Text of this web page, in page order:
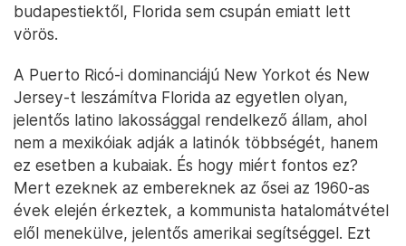
budapestiektől, Florida sem csupán emiatt lett
vörös.
A Puerto Ricó-i dominanciájú New Yorkot és New
Jersey-t leszámítva Florida az egyetlen olyan,
jelentős latino lakossággal rendelkező állam, ahol
nem a mexikóiak adják a latinók többségét, hanem
ez esetben a kubaiak. És hogy miért fontos ez?
Mert ezeknek az embereknek az ősei az 1960-as
évek elején érkeztek, a kommunista hatalomátvétel
elől menekülve, jelentős amerikai segítséggel. Ezt